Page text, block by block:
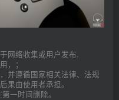
网络收集或用户发布.
，；
并遵循国家相关法律、法规
果由使用者承担。
一时间删除。